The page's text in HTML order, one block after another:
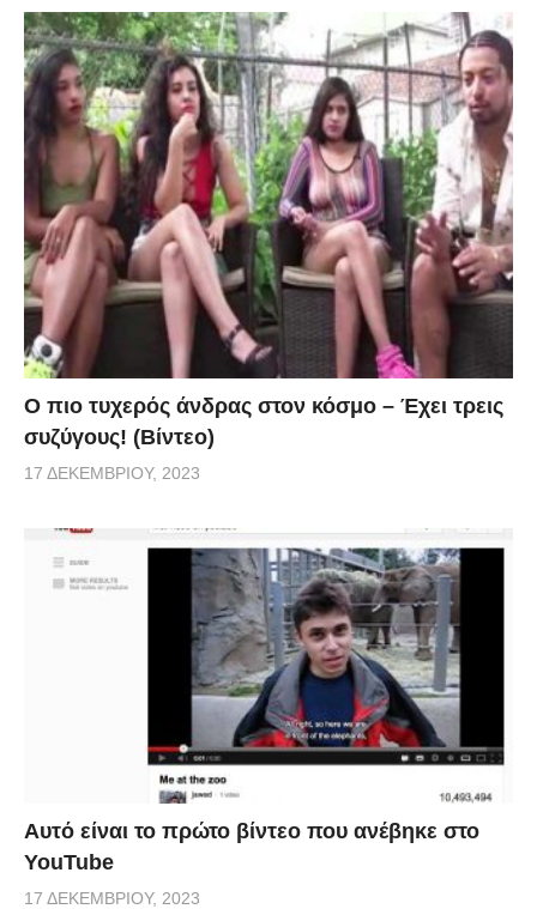
Ο πιο τυχερός άνδρας στον κόσμο – Έχει τρεις
συζύγους! (Βίντεο)
17 ΔΕΚΕΜΒΡΊΟΥ, 2023
Αυτό είναι το πρώτο βίντεο που ανέβηκε στο
YouTube
17 ΔΕΚΕΜΒΡΊΟΥ, 2023